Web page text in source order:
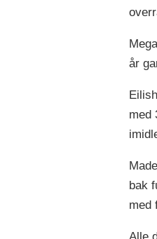
år
med
bak
med